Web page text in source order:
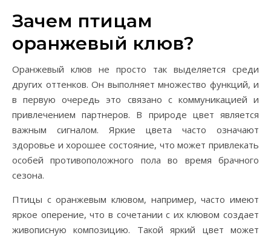
Зачем птицам
оранжевый клюв?
Оранжевый клюв не просто так выделяется среди
других оттенков. Он выполняет множество функций, и
в первую очередь это связано с коммуникацией и
привлечением партнеров. В природе цвет является
важным сигналом. Яркие цвета часто означают
здоровье и хорошее состояние, что может привлекать
особей противоположного пола во время брачного
сезона.
Птицы с оранжевым клювом, например, часто имеют
яркое оперение, что в сочетании с их клювом создает
живописную композицию. Такой яркий цвет может